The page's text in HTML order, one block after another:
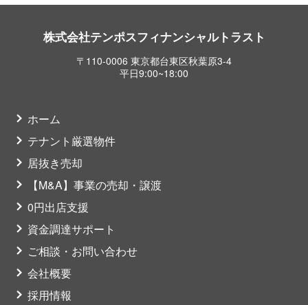
株式会社テンポスフィナンシャルトラスト
〒110-0006 東京都台東区秋葉原3-4
平日9:00~18:00
ホーム
テナント厳選物件
居抜き売却
【M&A】事業の売却・譲渡
0円出店支援
資金調達サポート
ご相談・お問い合わせ
会社概要
採用情報